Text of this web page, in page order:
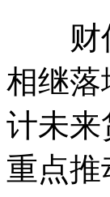
财信
相继落
计未来
重点